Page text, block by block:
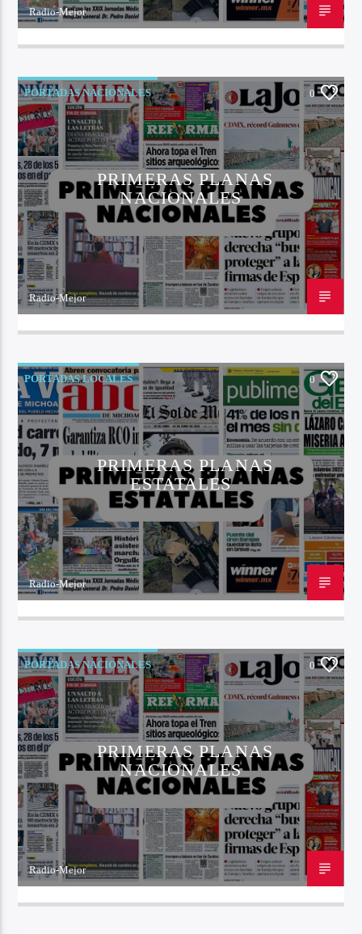
Radio-Mejor
PORTADAS NACIONALES 0
PRIMERAS PLANAS
NACIONALES
Radio-Mejor
PORTADAS LOCALES 0
PRIMERAS PLANAS
ESTATALES
Radio-Mejor
PORTADAS NACIONALES 0
PRIMERAS PLANAS
NACIONALES
Radio-Mejor